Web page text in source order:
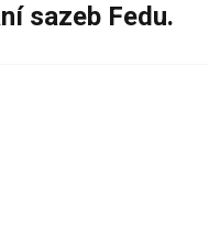
sazeb Fedu.